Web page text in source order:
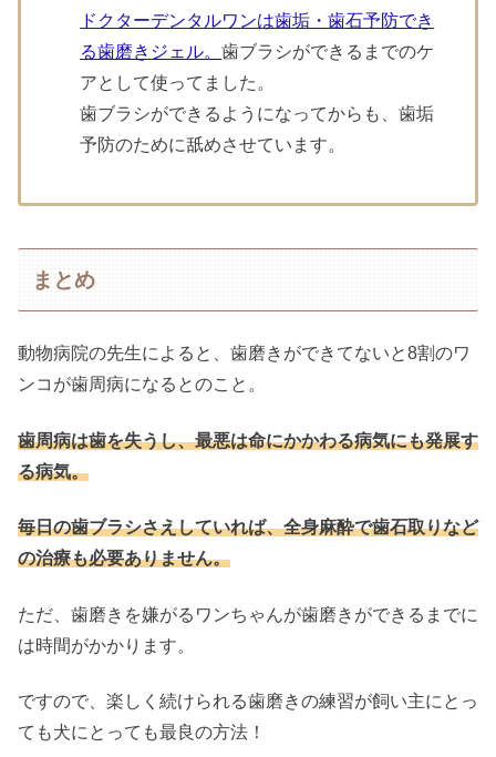
ドクターデンタルワンは歯垢・歯石予防でき
る歯磨きジェル。歯ブラシができるまでのケ
アとして使ってました。
歯ブラシができるようになってからも、歯垢
予防のために舐めさせています。
まとめ
動物病院の先生によると、歯磨きができてないと8割のワ
ンコが歯周病になるとのこと。
歯周病は歯を失うし、最悪は命にかかわる病気にも発展す
る病気。
毎日の歯ブラシさえしていれば、全身麻酔で歯石取りなど
の治療も必要ありません。
ただ、歯磨きを嫌がるワンちゃんが歯磨きができるまでに
は時間がかかります。
ですので、楽しく続けられる歯磨きの練習が飼い主にとっ
ても犬にとっても最良の方法！